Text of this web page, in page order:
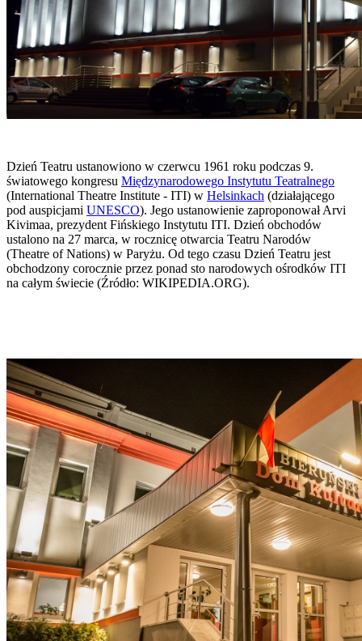
Dzień Teatru ustanowiono w czerwcu 1961 roku podczas 9.
światowego kongresu Międzynarodowego Instytutu Teatralnego
(International Theatre Institute - ITI) w Helsinkach (działającego
pod auspicjami UNESCO). Jego ustanowienie zaproponował Arvi
Kivimaa, prezydent Fińskiego Instytutu ITI. Dzień obchodów
ustalono na 27 marca, w rocznicę otwarcia Teatru Narodów
(Theatre of Nations) w Paryżu. Od tego czasu Dzień Teatru jest
obchodzony corocznie przez ponad sto narodowych ośrodków ITI
na całym świecie (Źródło: WIKIPEDIA.ORG).